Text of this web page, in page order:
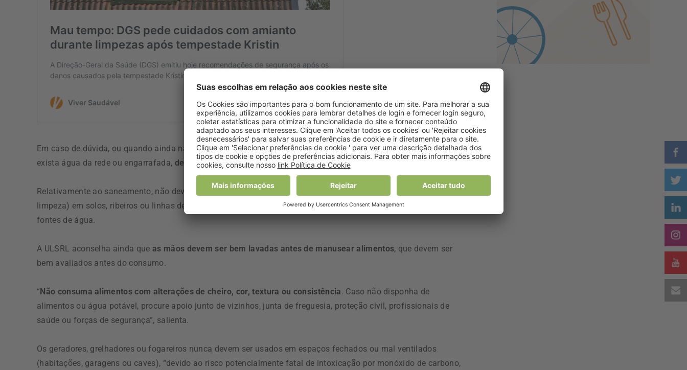
Em caso de dúvida, ou quando ainda não foi reposta a água da rede, deve usar-se água engarrafada. Quando não
exista água da rede ou engarrafada, deve ser fervida durante 10 minutos antes do consumo .
Relativamente ao saneamento, não devem ser despejadas águas residuais (nomeadamente com produtos de
limpeza) em solos, ribeiros ou linhas de água e o lixo doméstico e os resíduos sanitários devem ser afastados de
fontes de água.
A ULSRL aconselha ainda que as mãos devem ser bem lavadas antes de manusear alimentos, que devem ser
bem avaliados antes do consumo.
“Não consuma alimentos com alterações de cheiro, cor, textura ou consistência. Caso não disponha de
alimentos ou água potável, procure apoio junto de vizinhos, junta de freguesia, proteção civil, profissionais de
saúde ou forças de segurança”, salienta.
Os geradores, grelhadores ou fogareiros nunca devem ser usados em espaços fechados ou mal ventilados
(habitações, garagens ou caves), “devido ao risco potencialmente fatal de intoxicação por monóxido de carbono,